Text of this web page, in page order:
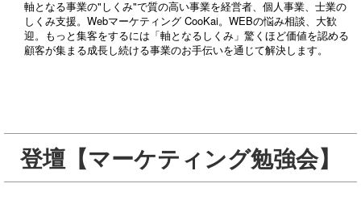
軸となる事業の"しくみ"で質の高い事業を経営者、個人事業、士業の
しくみ支援。Webマーケティング CooKai。WEBの悩み相談、大歓
迎。もっと集客をするには「軸となるしくみ」驚くほど価値を認める
顧客が集まる成長し続ける事業のお手伝いを通じて解決します。
登壇【マーケティング勉強会】